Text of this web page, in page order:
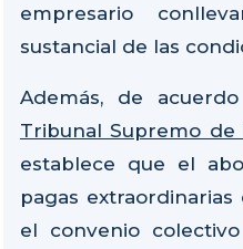
empresario
sustancial de las
Además, de
Tribunal Supremo de
establece que el
pagas
el convenio